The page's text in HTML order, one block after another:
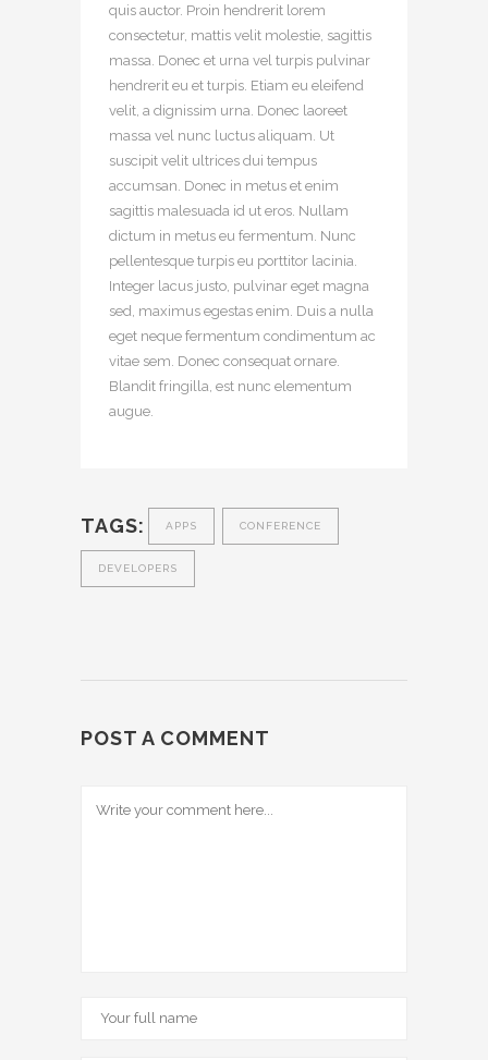
quis auctor. Proin hendrerit lorem
consectetur, mattis velit molestie, sagittis
massa. Donec et urna vel turpis pulvinar
hendrerit eu et turpis. Etiam eu eleifend
velit, a dignissim urna. Donec laoreet
massa vel nunc luctus aliquam. Ut
suscipit velit ultrices dui tempus
accumsan. Donec in metus et enim
sagittis malesuada id ut eros. Nullam
dictum in metus eu fermentum. Nunc
pellentesque turpis eu porttitor lacinia.
Integer lacus justo, pulvinar eget magna
sed, maximus egestas enim. Duis a nulla
eget neque fermentum condimentum ac
vitae sem. Donec consequat ornare.
Blandit fringilla, est nunc elementum
augue.
TAGS: APPS CONFERENCE
DEVELOPERS
POST A COMMENT